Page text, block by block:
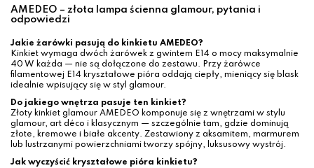
AMEDEO – złota lampa ścienna glamour, pytania i
odpowiedzi
Jakie żarówki pasują do kinkietu AMEDEO?
Kinkiet wymaga dwóch żarówek z gwintem E14 o mocy maksymalnie
40 W każda — nie są dołączone do zestawu. Przy żarówce
filamentowej E14 kryształowe pióra oddają ciepły, mieniący się blask
idealnie wpisujący się w styl glamour.
Do jakiego wnętrza pasuje ten kinkiet?
Złoty kinkiet glamour AMEDEO komponuje się z wnętrzami w stylu
glamour, art déco i klasycznym — szczególnie tam, gdzie dominują
złote, kremowe i białe akcenty. Zestawiony z aksamitem, marmurem
lub lustrzanymi powierzchniami tworzy spójny, luksusowy wystrój.
Jak wyczyścić kryształowe pióra kinkietu?